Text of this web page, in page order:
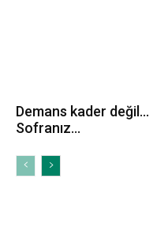
Demans kader değil…
Sofranız...